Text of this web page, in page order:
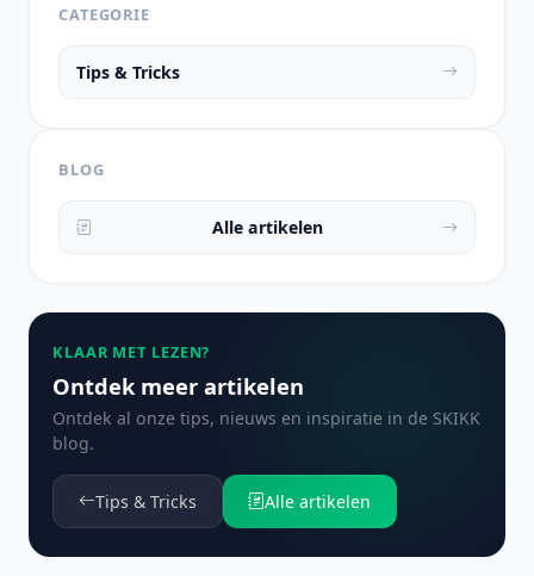
CATEGORIE
Tips & Tricks
BLOG
Alle artikelen
KLAAR MET LEZEN?
Ontdek meer artikelen
Ontdek al onze tips, nieuws en inspiratie in de SKIKK
blog.
Tips & Tricks Alle artikelen